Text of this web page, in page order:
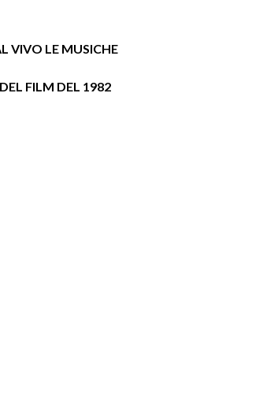
VIVO LE MUSICHE
FILM DEL 1982